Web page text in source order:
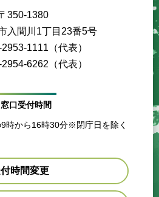
350-1380
入間川1丁目23番5号
1111（代表）
6262（代表）
窓口受付時間
時から16時30分※閉庁日を除く
時間変更